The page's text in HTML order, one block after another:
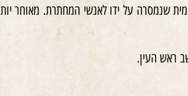
שנמסרה על ידו לאנשי המחתרת. מאוחר
ראש העין.